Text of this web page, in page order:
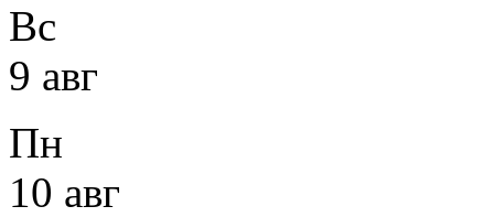
Вс
9 авг
Пн
10 авг